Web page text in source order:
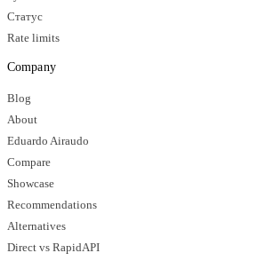
Статус
Rate limits
Company
Blog
About
Eduardo Airaudo
Compare
Showcase
Recommendations
Alternatives
Direct vs RapidAPI